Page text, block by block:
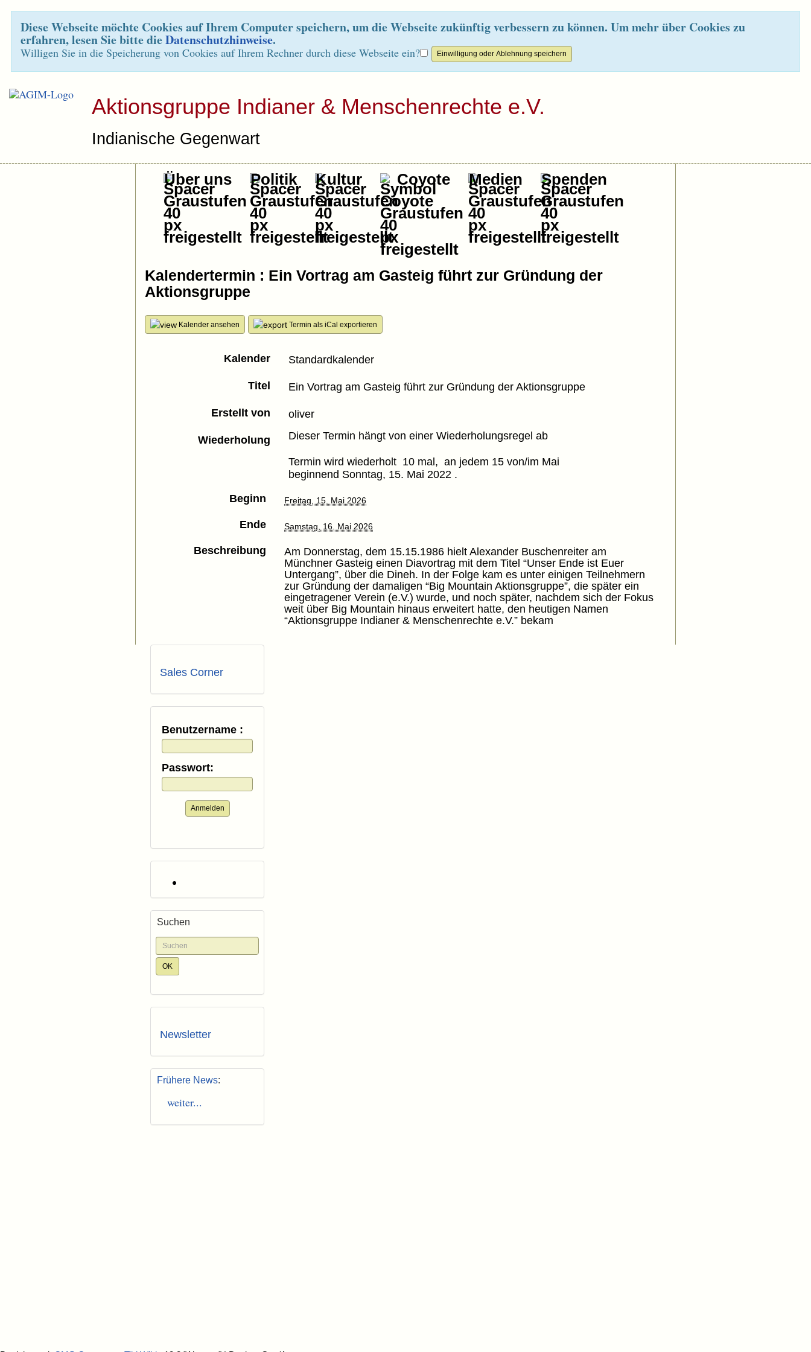
Diese Webseite möchte Cookies auf Ihrem Computer speichern, um die Webseite zukünftig verbessern zu können. Um mehr über Cookies zu
erfahren, lesen Sie bitte dieDatenschutzhinweise.
Willigen Sie in die Speicherung von Cookies auf Ihrem Rechner durch diese Webseite ein?
Aktionsgruppe Indianer & Menschenrechte e.V.
Indianische Gegenwart
Über uns Politik Kultur Coyote Medien Spenden
Kalendertermin : Ein Vortrag am Gasteig führt zur Gründung der
Aktionsgruppe
Kalender ansehen Termin als iCal exportieren
Kalender Standardkalender
Titel Ein Vortrag am Gasteig führt zur Gründung der Aktionsgruppe
Erstellt von oliver
Wiederholung Dieser Termin hängt von einer Wiederholungsregel ab
Termin wird wiederholt 10 mal, an jedem 15 von/im Mai
beginnend Sonntag, 15. Mai 2022 .
Beginn Freitag, 15. Mai 2026
Ende Samstag, 16. Mai 2026
Beschreibung
Am Donnerstag, dem 15.15.1986 hielt Alexander Buschenreiter am
Münchner Gasteig einen Diavortrag mit dem Titel “Unser Ende ist Euer
Untergang”, über die Dineh. In der Folge kam es unter einigen Teilnehmern
zur Gründung der damaligen “Big Mountain Aktionsgruppe”, die später ein
eingetragener Verein (e.V.) wurde, und noch später, nachdem sich der Fokus
weit über Big Mountain hinaus erweitert hatte, den heutigen Namen
“Aktionsgruppe Indianer & Menschenrechte e.V.” bekam
Sales Corner
Benutzername :
Passwort:
Anmelden
Suchen
Newsletter
Frühere News:
weiter...